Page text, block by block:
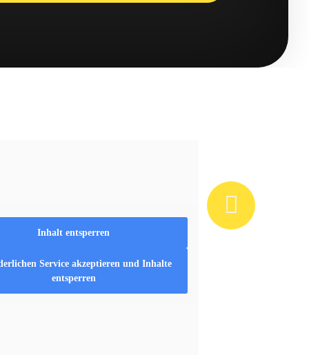
Inhalt entsperren
Service akzeptieren und Inhalte
entsperren